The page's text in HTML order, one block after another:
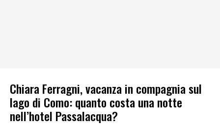
Chiara Ferragni, vacanza in compagnia sul
lago di Como: quanto costa una notte
nell’hotel Passalacqua?